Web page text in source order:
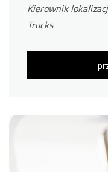
Kierownik
Trucks